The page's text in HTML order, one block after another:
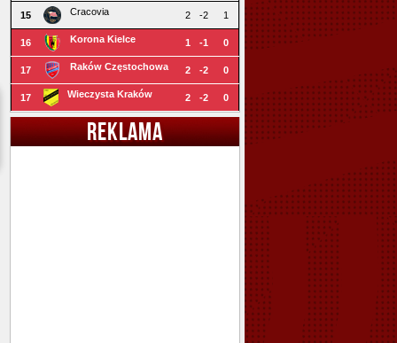
15 Cracovia 2 -2 1
16 Korona Kielce 1 -1 0
17 Raków Częstochowa 2 -2 0
17 Wieczysta Kraków 2 -2 0
REKLAMA